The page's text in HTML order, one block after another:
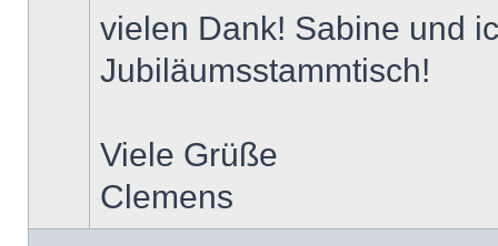
vielen Dank! Sabine und
Jubiläumsstammtisch!
Viele Grüße
Clemens